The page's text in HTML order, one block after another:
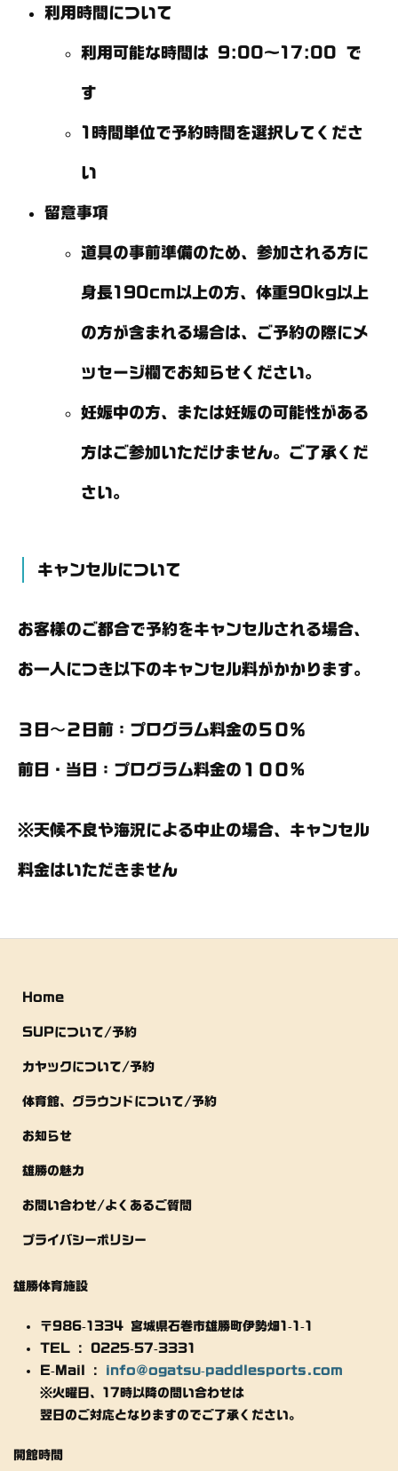
利用時間について
利用可能な時間は 9:00～17:00 で
す
1時間単位で予約時間を選択してくださ
い
留意事項
道具の事前準備のため、参加される方に
身長190cm以上の方、体重90kg以上
の方が含まれる場合は、ご予約の際にメ
ッセージ欄でお知らせください。
妊娠中の方、または妊娠の可能性がある
方はご参加いただけません。ご了承くだ
さい。
キャンセルについて
お客様のご都合で予約をキャンセルされる場合、
お一人につき以下のキャンセル料がかかります。
３日〜２日前：プログラム料金の５０％
前日・当日：プログラム料金の１００%
※天候不良や海況による中止の場合、キャンセル
料金はいただきません
Home
SUPについて/予約
カヤックについて/予約
体育館、グラウンドについて/予約
お知らせ
雄勝の魅力
お問い合わせ/よくあるご質問
プライバシーポリシー
雄勝体育施設
〒986-1334 宮城県石巻市雄勝町伊勢畑1-1-1
TEL : 0225-57-3331
E-Mail : info@ogatsu-paddlesports.com
※火曜日、17時以降の問い合わせは
翌日のご対応となりますのでご了承ください。
開館時間